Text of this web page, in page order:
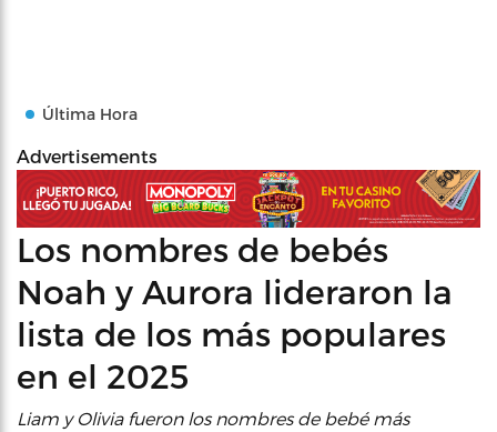
Última Hora
Advertisements
Los nombres de bebés
Noah y Aurora lideraron la
lista de los más populares
en el 2025
Liam y Olivia fueron los nombres de bebé más